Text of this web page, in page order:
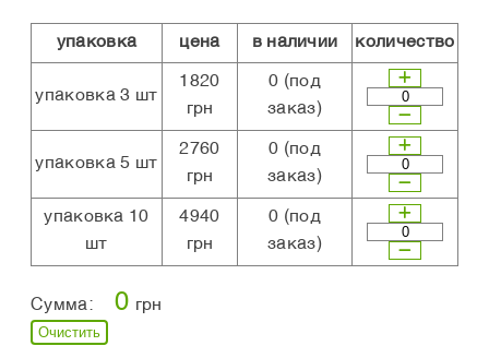
упаковка цена в наличии количество
упаковка 3 шт
1820
грн
0 (под
заказ)
упаковка 5 шт
2760
грн
0 (под
заказ)
упаковка 10
шт
4940
грн
0 (под
заказ)
Сумма: 0 грн
Очистить